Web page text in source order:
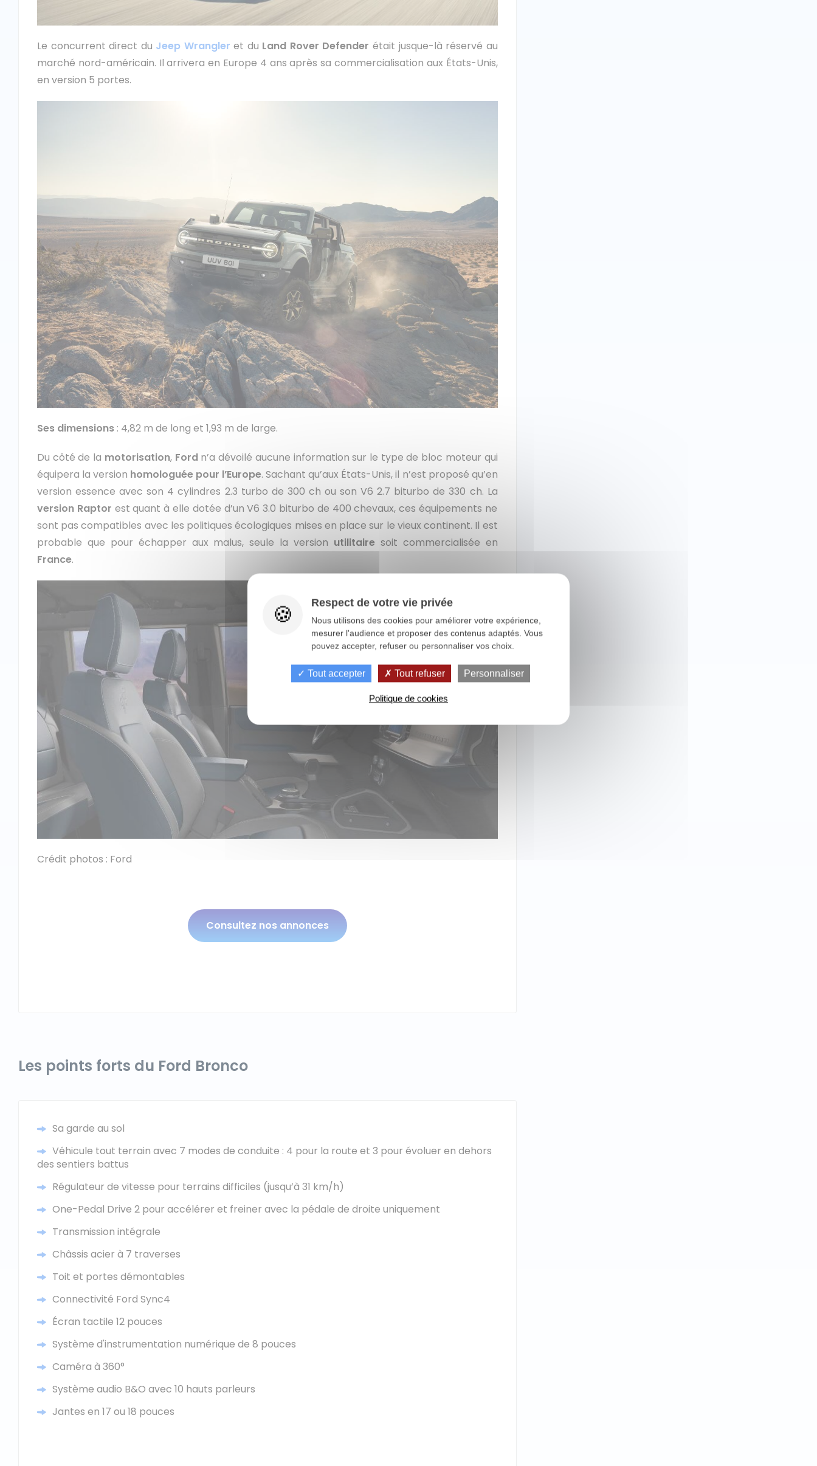
Le concurrent direct du Jeep Wrangler et du Land Rover Defender était jusque-là réservé au
marché nord-américain. Il arrivera en Europe 4 ans après sa commercialisation aux États-Unis,
en version 5 portes.
Ses dimensions : 4,82 m de long et 1,93 m de large.
Du côté de la motorisation, Fordn’a dévoilé aucune information sur le type de bloc moteur qui
équipera la version homologuée pour l’Europe. Sachant qu’aux États-Unis, il n’est proposé qu’en
version essence avec son 4 cylindres 2.3 turbo de 300 ch ou son V6 2.7 biturbo de 330 ch. La
version Raptor est quant à elle dotée d’un V6 3.0 biturbo de 400 chevaux, ces équipements ne
sont pas compatibles avec les politiques écologiques mises en place sur le vieux continent. Il est
probable que pour échapper aux malus, seule la version utilitairesoit commercialisée en
France.
Crédit photos : Ford
Consultez nos annonces
Les points forts du Ford Bronco
Sa garde au sol
Véhicule tout terrain avec 7 modes de conduite : 4 pour la route et 3 pour évoluer en dehors
des sentiers battus
Régulateur de vitesse pour terrains difficiles (jusqu’à 31 km/h)
One-Pedal Drive 2 pour accélérer et freiner avec la pédale de droite uniquement
Transmission intégrale
Châssis acier à 7 traverses
Toit et portes démontables
Connectivité Ford Sync4
Écran tactile 12 pouces
Système d'instrumentation numérique de 8 pouces
Caméra à 360°
Système audio B&O avec 10 hauts parleurs
Jantes en 17 ou 18 pouces
Respect de votre vie privée
Nous utilisons des cookies pour améliorer votre expérience,
mesurer l'audience et proposer des contenus adaptés. Vous
pouvez accepter, refuser ou personnaliser vos choix.
Tout accepter Tout refuser Personnaliser
Politique de cookies